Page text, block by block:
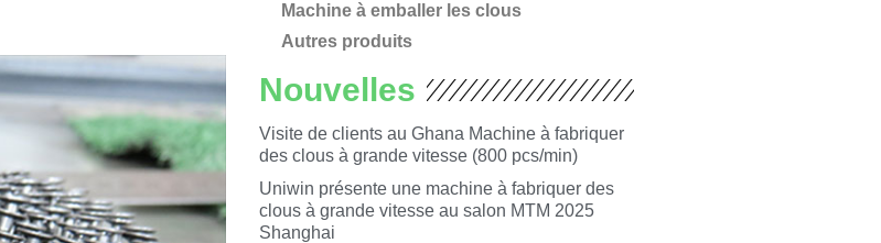
Machine à emballer les clous
Autres produits
Nouvelles
Visite de clients au Ghana Machine à fabriquer
des clous à grande vitesse (800 pcs/min)
Uniwin présente une machine à fabriquer des
clous à grande vitesse au salon MTM 2025
Shanghai